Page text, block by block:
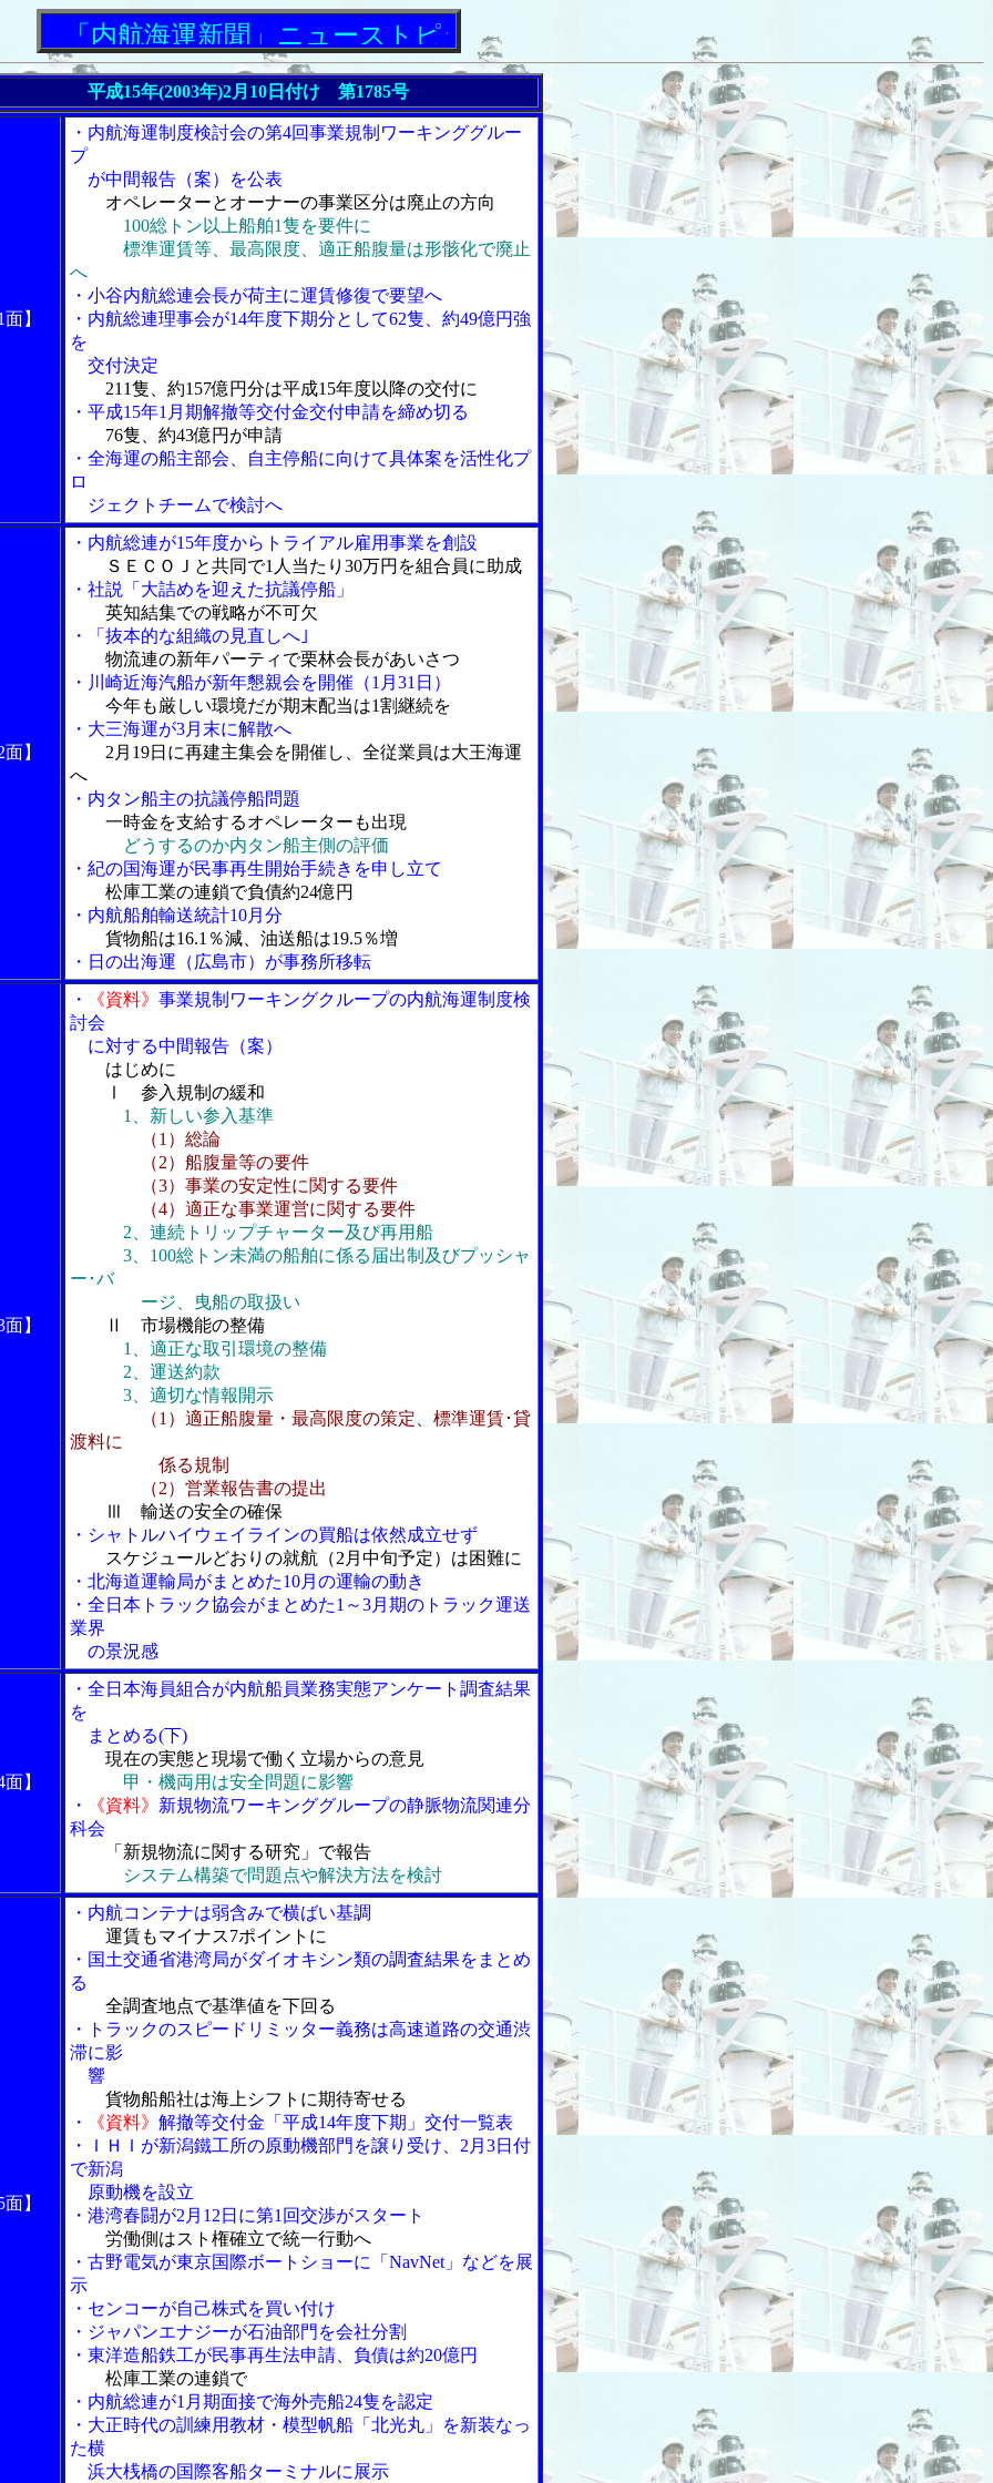
内航海運新聞」ニューストピックス
平成15年(2003年)2月10日付け 第1785号
】
・内航海運制度検討会の第4回事業規制ワーキンググルー
プ
が中間報告（案）を公表
オペレーターとオーナーの事業区分は廃止の方向
100総トン以上船舶1隻を要件に
標準運賃等、最高限度、適正船腹量は形骸化で廃止
へ
・小谷内航総連会長が荷主に運賃修復で要望へ
・内航総連理事会が14年度下期分として62隻、約49億円強
を
交付決定
211隻、約157億円分は平成15年度以降の交付に
・平成15年1月期解撤等交付金交付申請を締め切る
76隻、約43億円が申請
・全海運の船主部会、自主停船に向けて具体案を活性化プ
ロ
ジェクトチームで検討へ
】
・内航総連が15年度からトライアル雇用事業を創設
ＳＥＣＯＪと共同で1人当たり30万円を組合員に助成
・社説「大詰めを迎えた抗議停船」
英知結集での戦略が不可欠
・「抜本的な組織の見直しへ｣
物流連の新年パーティで栗林会長があいさつ
・川崎近海汽船が新年懇親会を開催（1月31日）
今年も厳しい環境だが期末配当は1割継続を
・大三海運が3月末に解散へ
2月19日に再建主集会を開催し、全従業員は大王海運
へ
・内タン船主の抗議停船問題
一時金を支給するオペレーターも出現
どうするのか内タン船主側の評価
・紀の国海運が民事再生開始手続きを申し立て
松庫工業の連鎖で負債約24億円
・内航船舶輸送統計10月分
貨物船は16.1％減、油送船は19.5％増
・日の出海運（広島市）が事務所移転
】
・ 《資料》 事業規制ワーキングクループの内航海運制度検
討会
に対する中間報告（案）
はじめに
Ⅰ 参入規制の緩和
1、新しい参入基準
（1）総論
（2）船腹量等の要件
（3）事業の安定性に関する要件
（4）適正な事業運営に関する要件
2、連続トリップチャーター及び再用船
3、100総トン未満の船舶に係る届出制及びプッシャ
ー･バ
ージ、曳船の取扱い
Ⅱ 市場機能の整備
1、適正な取引環境の整備
2、運送約款
3、適切な情報開示
（1）適正船腹量・最高限度の策定、標準運賃･貸
渡料に
係る規制
（2）営業報告書の提出
Ⅲ 輸送の安全の確保
・シャトルハイウェイラインの買船は依然成立せず
スケジュールどおりの就航（2月中旬予定）は困難に
・北海道運輸局がまとめた10月の運輸の動き
・全日本トラック協会がまとめた1～3月期のトラック運送
業界
の景況感
】
・全日本海員組合が内航船員業務実態アンケート調査結果
を
まとめる(下)
現在の実態と現場で働く立場からの意見
甲・機両用は安全問題に影響
・
《資料》 新規物流ワーキンググループの静脈物流関連分
科会
「新規物流に関する研究」で報告
システム構築で問題点や解決方法を検討
】
・内航コンテナは弱含みで横ばい基調
運賃もマイナス7ポイントに
・国土交通省港湾局がダイオキシン類の調査結果をまとめ
る
全調査地点で基準値を下回る
・トラックのスピードリミッター義務は高速道路の交通渋
滞に影
響
貨物船船社は海上シフトに期待寄せる
・
《資料》 解撤等交付金「平成14年度下期」交付一覧表
・ＩＨＩが新潟鐵工所の原動機部門を譲り受け、2月3日付
で新潟
原動機を設立
・港湾春闘が2月12日に第1回交渉がスタート
労働側はスト権確立で統一行動へ
・古野電気が東京国際ボートショーに「NavNet」 などを展
示
・センコーが自己株式を買い付け
・ジャパンエナジーが石油部門を会社分割
・東洋造船鉄工が民事再生法申請、負債は約20億円
松庫工業の連鎖で
・内航総連が1月期面接で海外売船24隻を認定
・大正時代の訓練用教材・模型帆船「北光丸」を新装なっ
た横
浜大桟橋の国際客船ターミナルに展示